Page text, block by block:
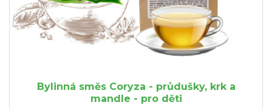
Bylinná směs Coryza - průdušky, krk a
mandle - pro děti